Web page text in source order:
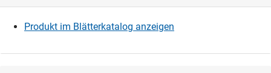
Produkt im Blätterkatalog anzeigen